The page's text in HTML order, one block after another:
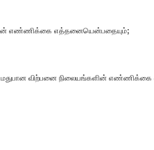
எண்ணிக்கை எத்தனையென்பதையும்;
மதுபான விற்பனை நிலையங்களின்